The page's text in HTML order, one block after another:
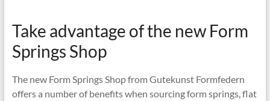
Take advantage of the new Form
Springs Shop
The new Form Springs Shop from Gutekunst Formfedern
offers a number of benefits when sourcing form springs, flat